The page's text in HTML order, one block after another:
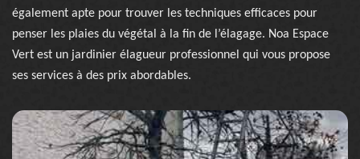
également apte pour trouver les techniques efficaces pour
penser les plaies du végétal à la fin de l’élagage. Noa Espace
Vert est un jardinier élagueur professionnel qui vous propose
ses services à des prix abordables.